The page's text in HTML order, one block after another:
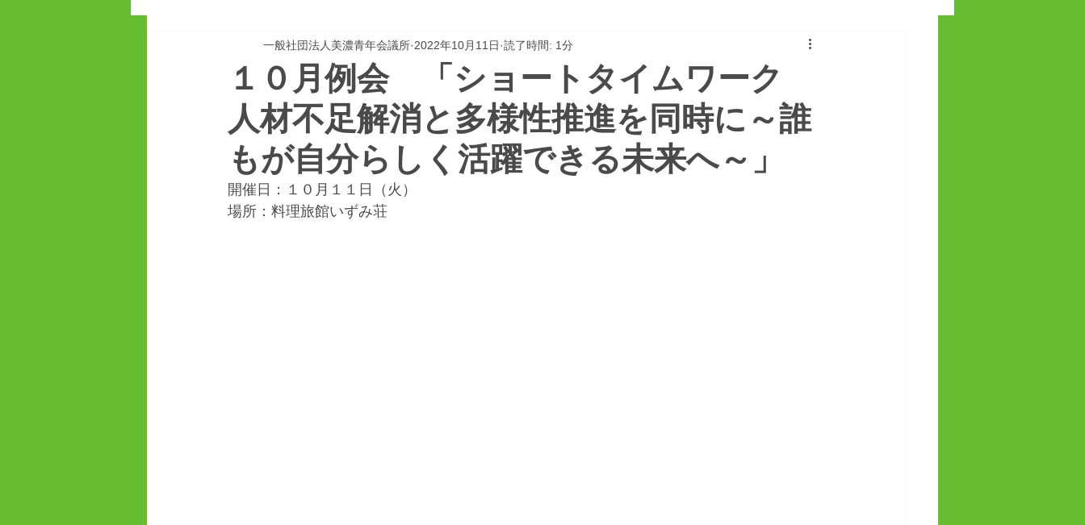
１０月例会 「ショートタイムワーク
人材不足解消と多様性推進を同時に～誰
もが自分らしく活躍できる未来へ～」
一般社団法人美濃青年会議所 2022年10月11日 読了時間: 1分
開催日：１０月１１日（火）
場所：料理旅館いずみ荘